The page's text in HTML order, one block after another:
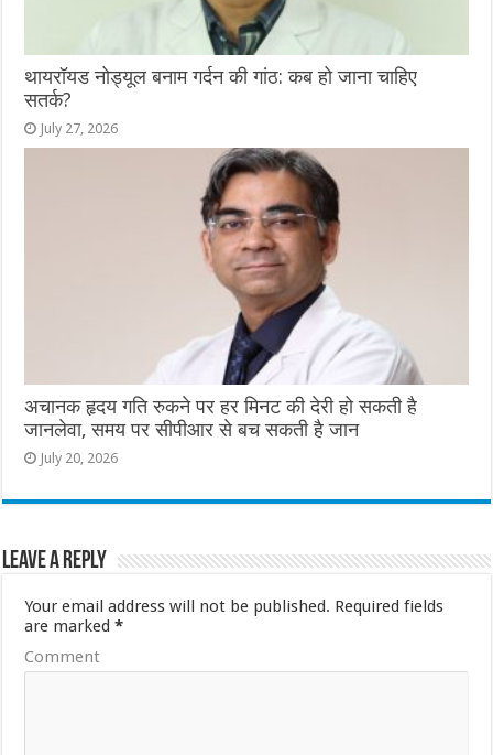
थायरॉयड नोड्यूल बनाम गर्दन की गांठ: कब हो जाना चाहिए
सतर्क?
July 27, 2026
अचानक हृदय गति रुकने पर हर मिनट की देरी हो सकती है
जानलेवा, समय पर सीपीआर से बच सकती है जान
July 20, 2026
Leave a Reply
Your email address will not be published. Required fields
are marked*
Comment